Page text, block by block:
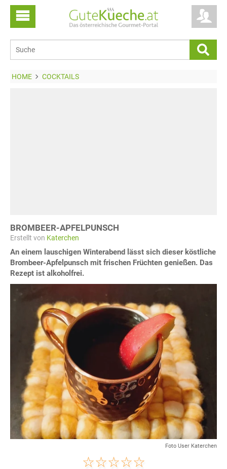
HOME COCKTAILS
BROMBEER-APFELPUNSCH
Erstellt von Katerchen
An einem lauschigen Winterabend lässt sich dieser köstliche
Brombeer-Apfelpunsch mit frischen Früchten genießen. Das
Rezept ist alkoholfrei.
Foto User Katerchen